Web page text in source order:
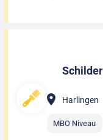
Schilder
Harlingen
MBO Niveau